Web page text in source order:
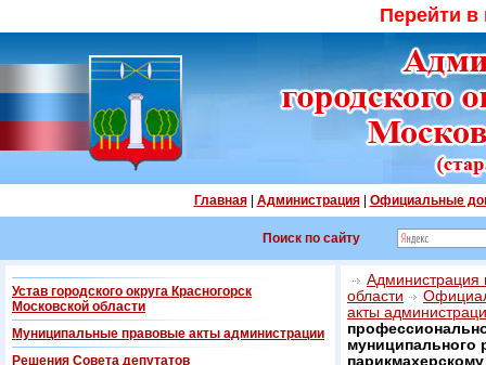
Перейти
Главная| Администрация| Официальные
Поиск по сайту
Устав городского округа Красногорск
Московской области
Муниципальные правовые акты администрации
Решения Совета депутатов
Администрация
области
акты
муниципального